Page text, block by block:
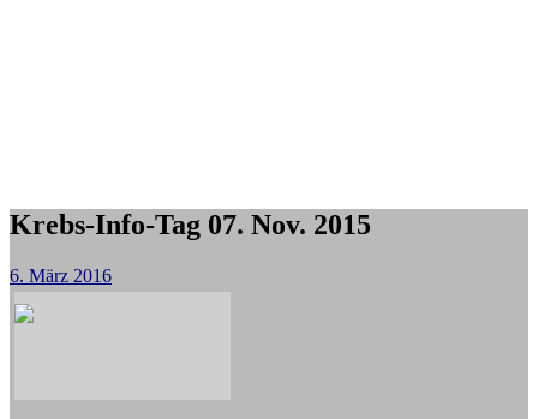
Krebs-Info-Tag 07. Nov. 2015
6. März 2016